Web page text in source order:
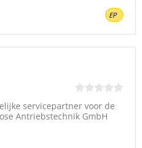
EP
servicepartner voor de
Antriebstechnik GmbH